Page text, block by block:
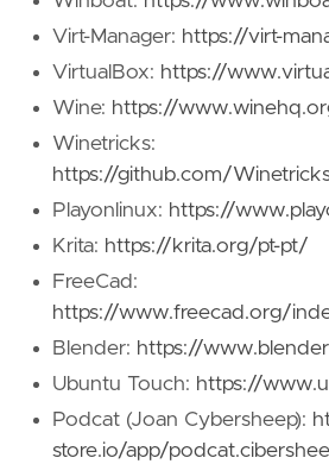
Virt-Manager: https://virt-
VirtualBox: https://
Wine: https://
Winetricks:
https://github.com/
Playonlinux: https://
Krita: https://krita.org/pt-pt/
FreeCad:
https://www.freecad.org/
Blender: https://
Ubuntu Touch: https://
Podcat (Joan Cybersheep):
store.io/app/